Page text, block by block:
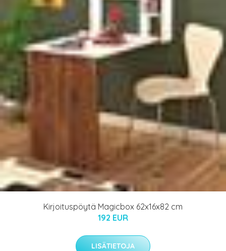
Kirjoituspöytä Magicbox 62x16x82 cm
192 EUR
LISÄTIETOJA